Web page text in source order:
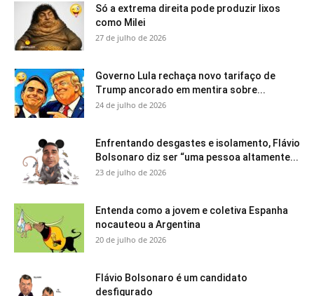
Só a extrema direita pode produzir lixos
como Milei
27 de julho de 2026
Governo Lula rechaça novo tarifaço de
Trump ancorado em mentira sobre...
24 de julho de 2026
Enfrentando desgastes e isolamento, Flávio
Bolsonaro diz ser “uma pessoa altamente...
23 de julho de 2026
Entenda como a jovem e coletiva Espanha
nocauteou a Argentina
20 de julho de 2026
Flávio Bolsonaro é um candidato
desfigurado